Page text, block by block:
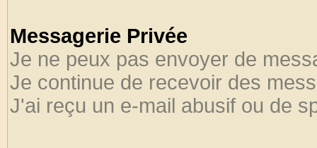
Messagerie Privée
Je ne peux pas envoyer de
Je continue de recevoir des
J'ai reçu un e-mail abusif ou de